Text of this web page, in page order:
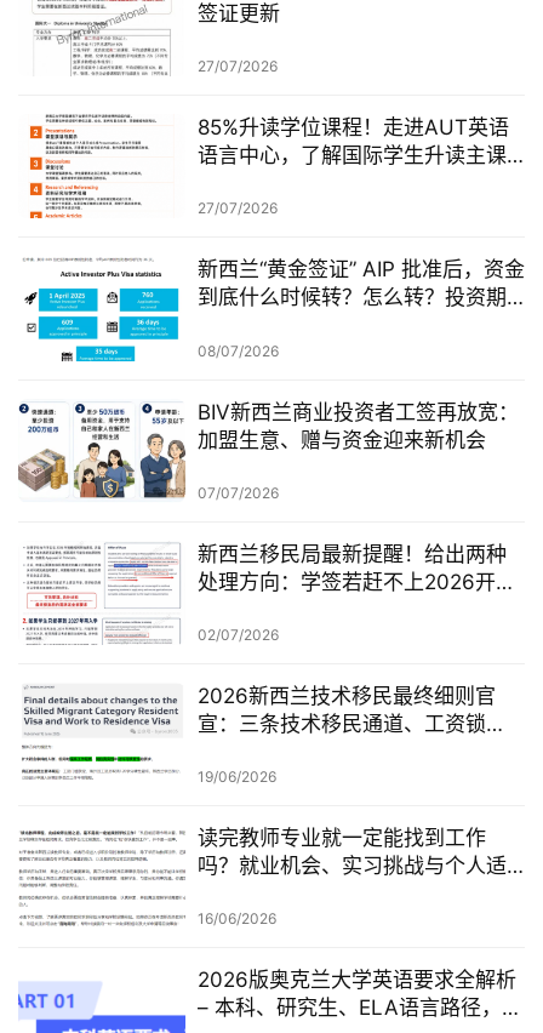
签证更新
27/07/2026
85%升读学位课程！走进AUT英语
语言中心，了解国际学生升读主课
27/07/2026
新西兰“黄金签证” AIP 批准后，资金
到底什么时候转？怎么转？投资期
08/07/2026
BIV新西兰商业投资者工签再放宽：
加盟生意、赠与资金迎来新机会
07/07/2026
新西兰移民局最新提醒！给出两种
处理方向：学签若赶不上2026开
02/07/2026
2026新西兰技术移民最终细则官
宣：三条技术移民通道、工资锁
查一次梳理
19/06/2026
读完教师专业就一定能找到工作
吗？就业机会、实习挑战与个人适
16/06/2026
2026版奥克兰大学英语要求全解析
– 本科、研究生、ELA语言路径，一